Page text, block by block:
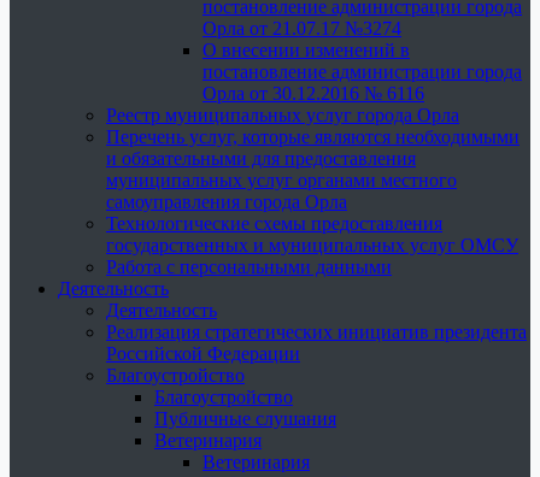
постановление администрации города
Орла от 21.07.17 №3274
О внесении изменений в
постановление администрации города
Орла от 30.12.2016 № 6116
Реестр муниципальных услуг города Орла
Перечень услуг, которые являются необходимыми
и обязательными для предоставления
муниципальных услуг органами местного
самоуправления города Орла
Технологические схемы предоставления
государственных и муниципальных услуг ОМСУ
Работа с персональными данными
Деятельность
Деятельность
Реализация стратегических инициатив президента
Российской Федерации
Благоустройство
Благоустройство
Публичные слушания
Ветеринария
Ветеринария